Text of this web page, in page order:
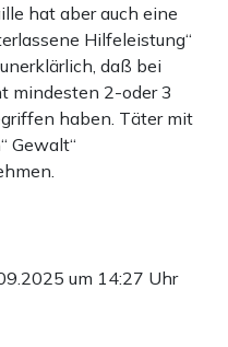
hat aber auch eine
Hilfeleistung“
daß bei
mindesten 2-oder 3
haben. Täter mit
Gewalt“
um 14:27 Uhr